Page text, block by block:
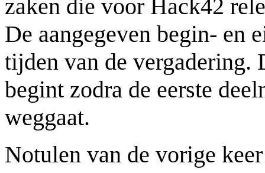
zaken die voor Hack42
De aangegeven begin- en
tijden van de vergadering.
begint zodra de eerste
weggaat.
Notulen van de vorige